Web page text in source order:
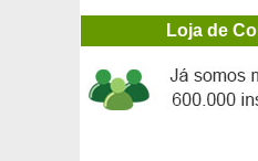
Loja de
Framboesa anã vermelha
Framboesa com frutos
Framboesa 'Heritage'
Framboesa laranja rastejante